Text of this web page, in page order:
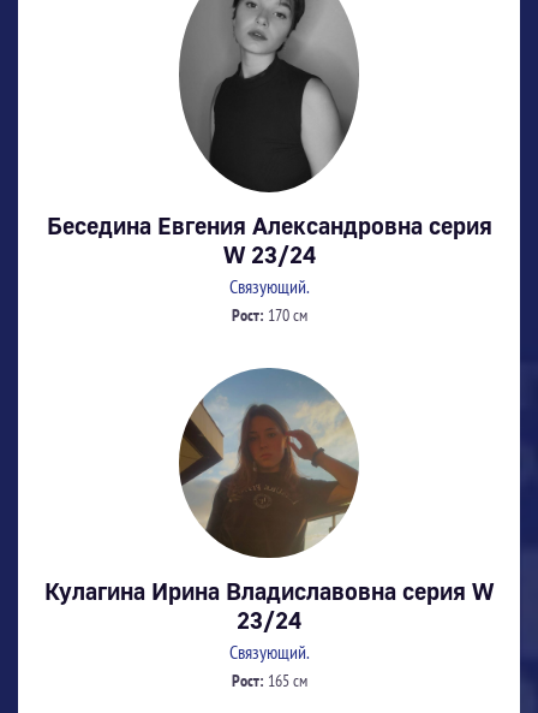
Беседина Евгения Александровна серия
W 23/24
Связующий.
Рост: 170 см
Кулагина Ирина Владиславовна серия W
23/24
Связующий.
Рост: 165 см